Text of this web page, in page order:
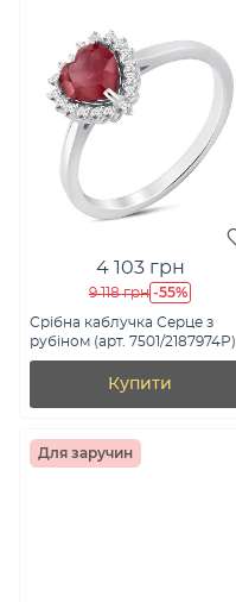
4 103 грн
9 118 грн -55%
Срібна каблучка Серце з
рубіном (арт. 7501/2187974Р)
Купити
Для заручин